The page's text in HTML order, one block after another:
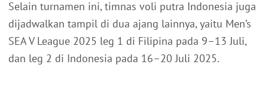
Selain turnamen ini, timnas voli putra Indonesia juga
dijadwalkan tampil di dua ajang lainnya, yaitu Men’s
SEA V League 2025 leg 1 di Filipina pada 9–13 Juli,
dan leg 2 di Indonesia pada 16–20 Juli 2025.